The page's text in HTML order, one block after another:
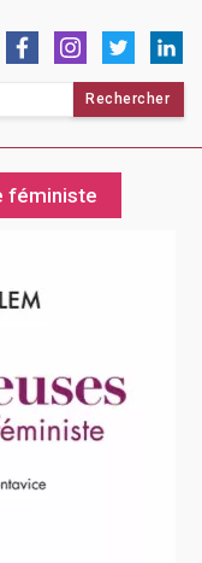
féministe